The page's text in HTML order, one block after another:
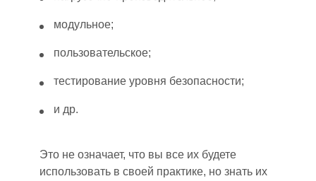
модульное;
пользовательское;
тестирование уровня безопасности;
и др.
Это не означает, что вы все их будете
использовать в своей практике, но знать их